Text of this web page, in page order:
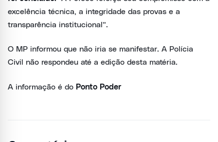
excelência técnica, a integridade das provas e a
transparência institucional”.
O MP informou que não iria se manifestar. A Polícia
Civil não respondeu até a edição desta matéria.
A informação é do Ponto Poder